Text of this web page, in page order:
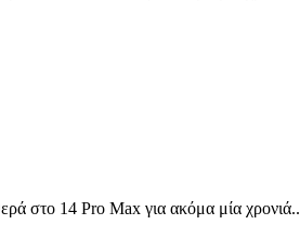
στο 14 Pro Max για ακόμα μία χρονιά..